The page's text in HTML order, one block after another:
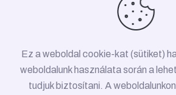
Ez a weboldal cookie-kat (sütiket)
weboldalunk használata során a
tudjuk biztosítani. A